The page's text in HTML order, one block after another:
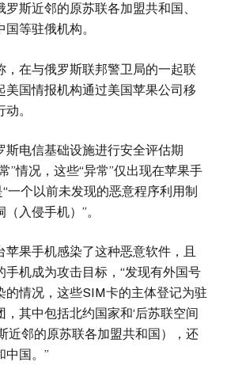
斯近邻的原苏联各加盟共和国、
等驻俄机构。
，在与俄罗斯联邦警卫局的一起联
美国情报机构通过美国苹果公司移
。
斯电信基础设施进行安全评估期
”情况，这些“异常”仅出现在苹果手
一个以前未发现的恶意程序利用制
入侵手机）”。
苹果手机感染了这种恶意软件，且
手机成为攻击目标，“发现有外国号
的情况，这些SIM卡的主体登记为驻
其中包括北约国家和‘后苏联空间
近邻的原苏联各加盟共和国），还
中国。”